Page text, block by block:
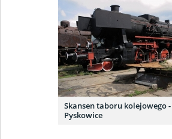
Skansen taboru kolejowego -
Pyskowice